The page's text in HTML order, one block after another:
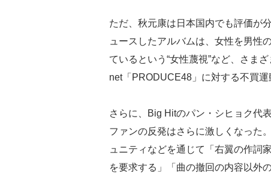
ただ、秋元康は日本国内でも評価が
ュースしたアルバムは、女性を男性
ているという“女性蔑視”など、さま
net「PRODUCE48」に対する不買
さらに、Big Hitのパン・シヒョク代
ファンの反発はさらに激しくなった
ュニティなどを通じて「右翼の作詞
を要求する」「曲の撤回の内容以外